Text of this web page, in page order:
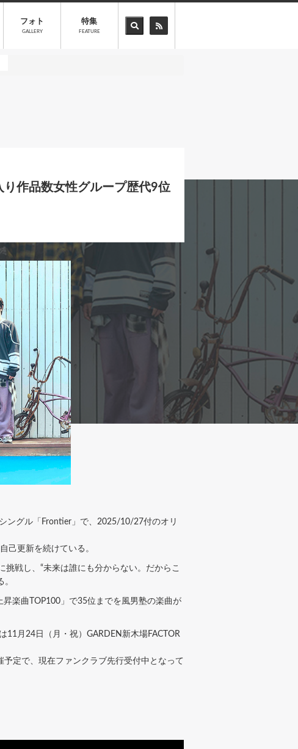
フォト
GALLERY
特集
FEATURE
作品数女性グループ歴代9位
ングル「Frontier」で、2025/10/27付のオリ
己更新を続けている。
戦し、“未来は誰にも分からない。だからこ
楽曲TOP100」で35位までを風男塾の楽曲が
月24日（月・祝）GARDEN新木場FACTOR
定で、現在ファンクラブ先行受付中となって